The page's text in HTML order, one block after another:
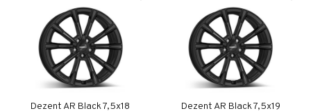
Dezent AR Black 7,5x18 Dezent AR Black 7,5x19